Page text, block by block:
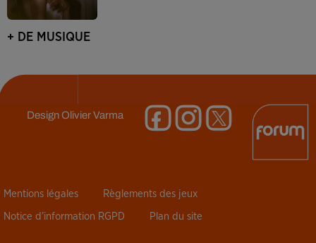
+ DE MUSIQUE
DesignOlivier Varma
Mentions légales Règlements des jeux
Notice d’information RGPD Plan du site